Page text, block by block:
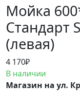
Мойка
Стандарт
(левая)
4 170₽
В наличии
Магазин на ул.